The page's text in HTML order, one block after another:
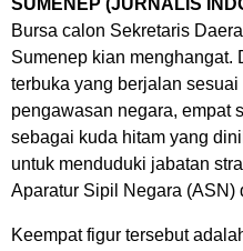
SUMENEP (JURNALIS
Bursa calon Sekretaris
Sumenep kian menghangat.
terbuka yang berjalan
pengawasan negara, empat
sebagai kuda hitam yang
untuk menduduki jabatan
Aparatur Sipil Negara (ASN)
Keempat figur tersebut